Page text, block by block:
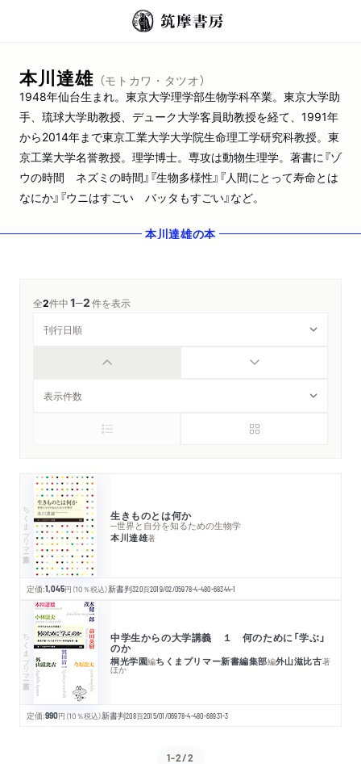
本川達雄 （モトカワ・タツオ）
1948年仙台生まれ。東京大学理学部生物学科卒業。東京大学助
手、琉球大学助教授、デューク大学客員助教授を経て、1991年
から2014年まで東京工業大学大学院生命理工学研究科教授。東
京工業大学名誉教授。理学博士。専攻は動物生理学。著書に『ゾ
ウの時間 ネズミの時間』『生物多様性』『人間にとって寿命とは
なにか』『ウニはすごい バッタもすごい』など。
本川達雄の本
全2件中1─2件を表示
ちくまプリマー新書 生きものとは何か
─世界と自分を知るための生物学
本川達雄著
定価:1,045円 （10％税込）新書判320頁2019/02/05978-4-480-68344-1
ちくまプリマー新書 中学生からの大学講義 １ 何のために「学ぶ」
のか
桐光学園編ちくまプリマー新書編集部編外山滋比古著
ほか
定価:990円 （10％税込）新書判208頁2015/01/06978-4-480-68931-3
1-2/2